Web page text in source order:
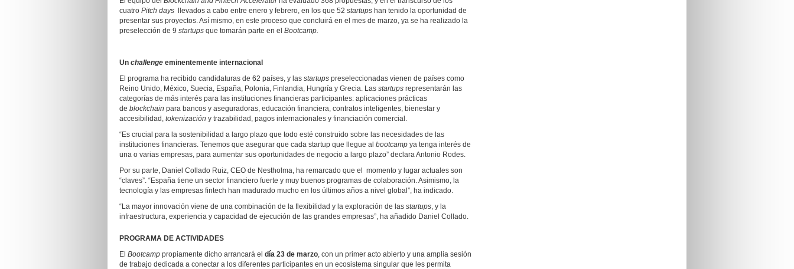
cuatro Pitch days llevados a cabo entre enero y febrero, en los que 52 startups han tenido la oportunidad de
presentar sus proyectos. Así mismo, en este proceso que concluirá en el mes de marzo, ya se ha realizado la
preselección de 9 startups que tomarán parte en el Bootcamp.
Un challenge eminentemente internacional
El programa ha recibido candidaturas de 62 países, y las startups preseleccionadas vienen de países como
Reino Unido, México, Suecia, España, Polonia, Finlandia, Hungría y Grecia. Las startups representarán las
categorías de más interés para las instituciones financieras participantes: aplicaciones prácticas
de blockchain para bancos y aseguradoras, educación financiera, contratos inteligentes, bienestar y
accesibilidad, tokenización y trazabilidad, pagos internacionales y financiación comercial.
“Es crucial para la sostenibilidad a largo plazo que todo esté construido sobre las necesidades de las
instituciones financieras. Tenemos que asegurar que cada startup que llegue al bootcamp ya tenga interés de
una o varias empresas, para aumentar sus oportunidades de negocio a largo plazo” declara Antonio Rodes.
Por su parte, Daniel Collado Ruiz, CEO de Nestholma, ha remarcado que el momento y lugar actuales son
“claves”. “España tiene un sector financiero fuerte y muy buenos programas de colaboración. Asimismo, la
tecnología y las empresas fintech han madurado mucho en los últimos años a nivel global”, ha indicado.
“La mayor innovación viene de una combinación de la flexibilidad y la exploración de las startups, y la
infraestructura, experiencia y capacidad de ejecución de las grandes empresas”, ha añadido Daniel Collado.
PROGRAMA DE ACTIVIDADES
El Bootcamp propiamente dicho arrancará el día 23 de marzo, con un primer acto abierto y una amplia sesión
de trabajo dedicada a conectar a los diferentes participantes en un ecosistema singular que les permita